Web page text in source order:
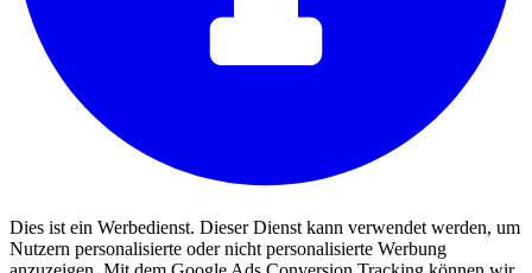
Dies ist ein Werbedienst. Dieser Dienst kann verwendet werden, um
Nutzern personalisierte oder nicht personalisierte Werbung